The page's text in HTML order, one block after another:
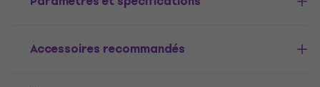
Accessoires recommandés